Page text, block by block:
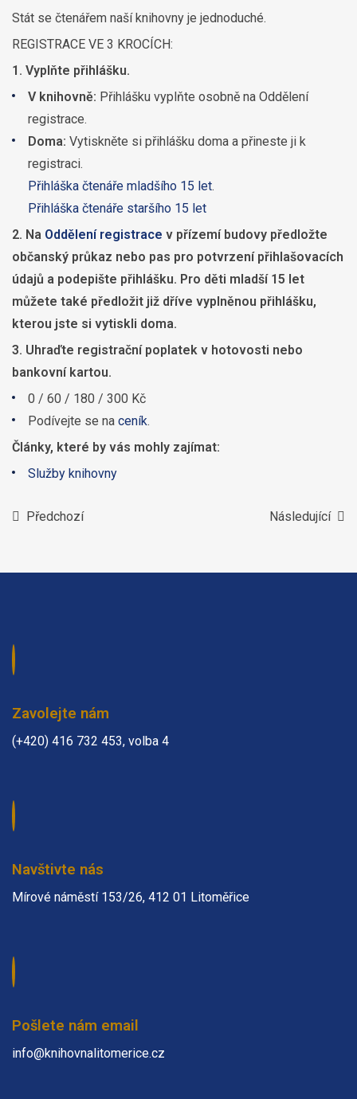
Stát se čtenářem naší knihovny je jednoduché.
REGISTRACE VE 3 KROCÍCH:
1. Vyplňte přihlášku.
V knihovně: Přihlášku vyplňte osobně na Oddělení
registrace.
Doma: Vytiskněte si přihlášku doma a přineste ji k
registraci.
Přihláška čtenáře mladšího 15 let.
Přihláška čtenáře staršího 15 let
2. Na Oddělení registrace v přízemí budovy předložte
občanský průkaz nebo pas pro potvrzení přihlašovacích
údajů a podepište přihlášku. Pro děti mladší 15 let
můžete také předložit již dříve vyplněnou přihlášku,
kterou jste si vytiskli doma.
3. Uhraďte registrační poplatek v hotovosti nebo
bankovní kartou.
0 / 60 / 180 / 300 Kč
Podívejte se na ceník.
Články, které by vás mohly zajímat:
Služby knihovny
Předchozí Následující
Zavolejte nám
(+420) 416 732 453, volba 4
Navštivte nás
Mírové náměstí 153/26, 412 01 Litoměřice
Pošlete nám email
info@knihovnalitomerice.cz